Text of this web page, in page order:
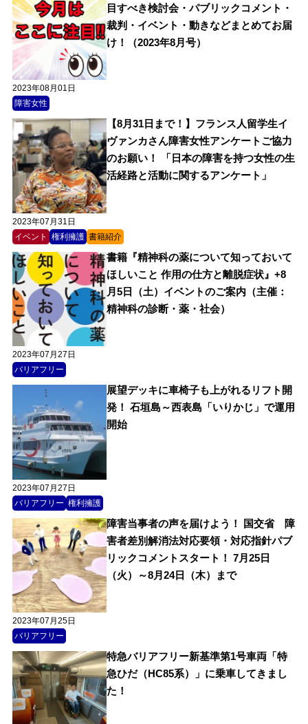
2023年08月01日
目すべき検討会・パブリックコメント・
裁判・イベント・動きなどまとめてお届
け！（2023年8月号）
障害女性
2023年07月31日
【8月31日まで！】フランス人留学生イ
ヴァンカさん障害女性アンケートご協力
のお願い！ 「日本の障害を持つ女性の生
活経路と活動に関するアンケート」
イベント 権利擁護 書籍紹介
2023年07月27日
書籍『精神科の薬について知っておいて
ほしいこと 作用の仕方と離脱症状』+8
月5日（土）イベントのご案内（主催：
精神科の診断・薬・社会）
バリアフリー
2023年07月27日
展望デッキに車椅子も上がれるリフト開
発！ 石垣島～西表島「いりかじ」で運用
開始
バリアフリー 権利擁護
2023年07月25日
障害当事者の声を届けよう！ 国交省 障
害者差別解消法対応要領・対応指針パブ
リックコメントスタート！ 7月25日
（火）～8月24日（木）まで
バリアフリー
特急バリアフリー新基準第1号車両「特
急ひだ（HC85系）」に乗車してきまし
た！